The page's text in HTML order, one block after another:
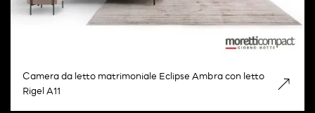
Camera da letto matrimoniale Eclipse Ambra con letto
Rigel A11